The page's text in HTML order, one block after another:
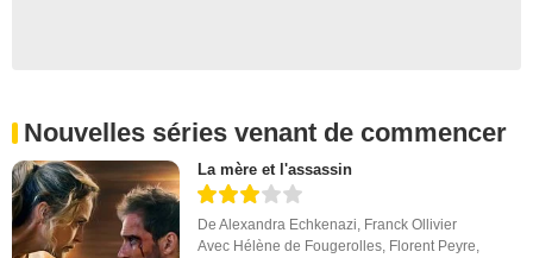
Nouvelles séries venant de commencer
La mère et l'assassin
DeAlexandra Echkenazi, Franck Ollivier
Avec Hélène de Fougerolles, Florent Peyre,